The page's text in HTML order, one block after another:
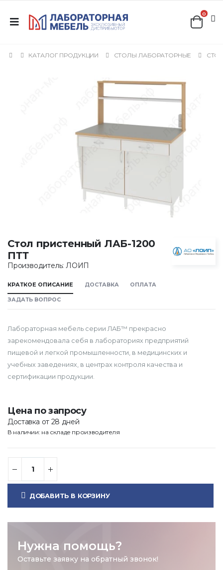
0
КАТАЛОГ ПРОДУКЦИИ СТОЛЫ ЛАБОРАТОРНЫЕ
Стол пристенный ЛАБ-1200
ПТТ
Производитель: ЛОИП
КРАТКОЕ ОПИСАНИЕ ДОСТАВКА ОПЛАТА
ЗАДАТЬ ВОПРОС
Лабораторная мебель серии ЛАБ™ прекрасно
зарекомендовала себя в лабораториях предприятий
пищевой и легкой промышленности, в медицинских и
учебных заведениях, в центрах контроля качества и
сертификации продукции.
Цена по запросу
Доставка от 28 дней
В наличии: на складе производителя
ДОБАВИТЬ В КОРЗИНУ
Нужна помощь?
Оставьте заявку на обратный звонок!